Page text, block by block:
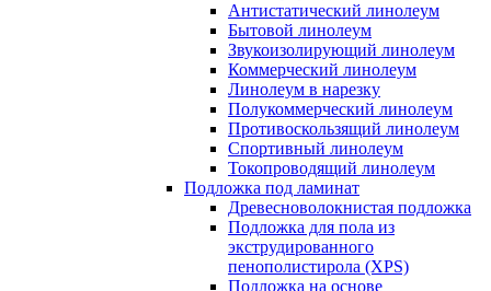
Антистатический линолеум
Бытовой линолеум
Звукоизолирующий линолеум
Коммерческий линолеум
Линолеум в нарезку
Полукоммерческий линолеум
Противоскользящий линолеум
Спортивный линолеум
Токопроводящий линолеум
Подложка под ламинат
Древесноволокнистая подложка
Подложка для пола из
экструдированного
пенополистирола (XPS)
Подложка на основе